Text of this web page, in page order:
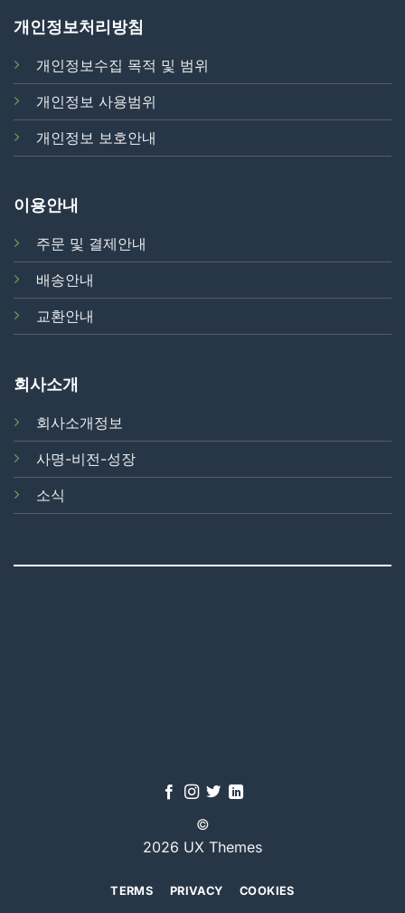
개인정보처리방침
개인정보수집 목적 및 범위
개인정보 사용범위
개인정보 보호안내
이용안내
주문 및 결제안내
배송안내
교환안내
회사소개
회사소개정보
사명-비전-성장
소식
©
2026 UX Themes
TERMS PRIVACY COOKIES